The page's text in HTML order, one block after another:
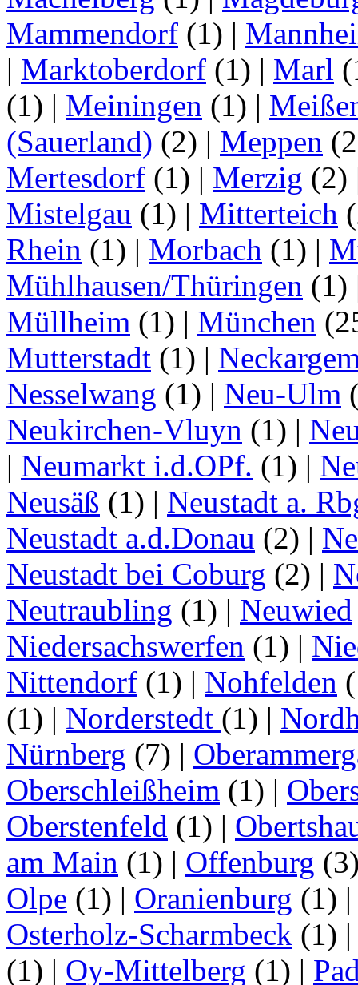
Mammendorf (1) |
| Marktoberdorf (1) | Marl
(1) | Meiningen (1) |
(Sauerland) (2) | Meppen
Mertesdorf (1) | Merzig (2)
Mistelgau (1) | Mitterteich
Rhein (1) | Morbach (1) |
Mühlhausen/Thüringen (1)
Müllheim (1) | München
Mutterstadt (1) |
Nesselwang (1) | Neu-Ulm
Neukirchen-Vluyn (1) |
| Neumarkt i.d.OPf. (1) |
Neusäß (1) | Neustadt a.
Neustadt a.d.Donau (2) |
Neustadt bei Coburg (2) |
Neutraubling (1) | Neuwied
Niedersachswerfen (1) |
Nittendorf (1) | Nohfelden
(1) | Norderstedt (1) |
Nürnberg (7) |
Oberschleißheim (1) |
Oberstenfeld (1) |
am Main (1) | Offenburg
Olpe (1) | Oranienburg (1)
Osterholz-Scharmbeck (1)
(1) | Oy-Mittelberg (1) |